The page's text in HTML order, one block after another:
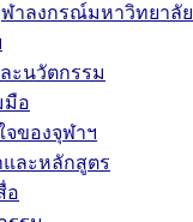
าลงกรณ์มหาวิทยาลัย
ะนวัตกรรม
มือ
ของจุฬาฯ
ละหลักสูตร
อ